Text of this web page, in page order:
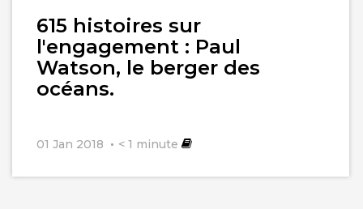
615 histoires sur
l'engagement : Paul
Watson, le berger des
océans.
01 Jan 2018 < 1 minute